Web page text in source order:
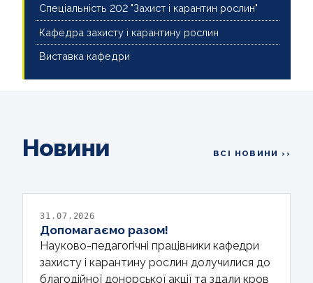
Спеціальність 202 "Захист і карантин рослин"
Кафедра захисту і карантину рослин
Виставка кафедри
Новини ВСІ НОВИНИ ››
31.07.2026
Допомагаємо разом!
Науково-педагогічні працівники кафедри
захисту і карантину рослин долучилися до
благодійної донорської акції та здали кров